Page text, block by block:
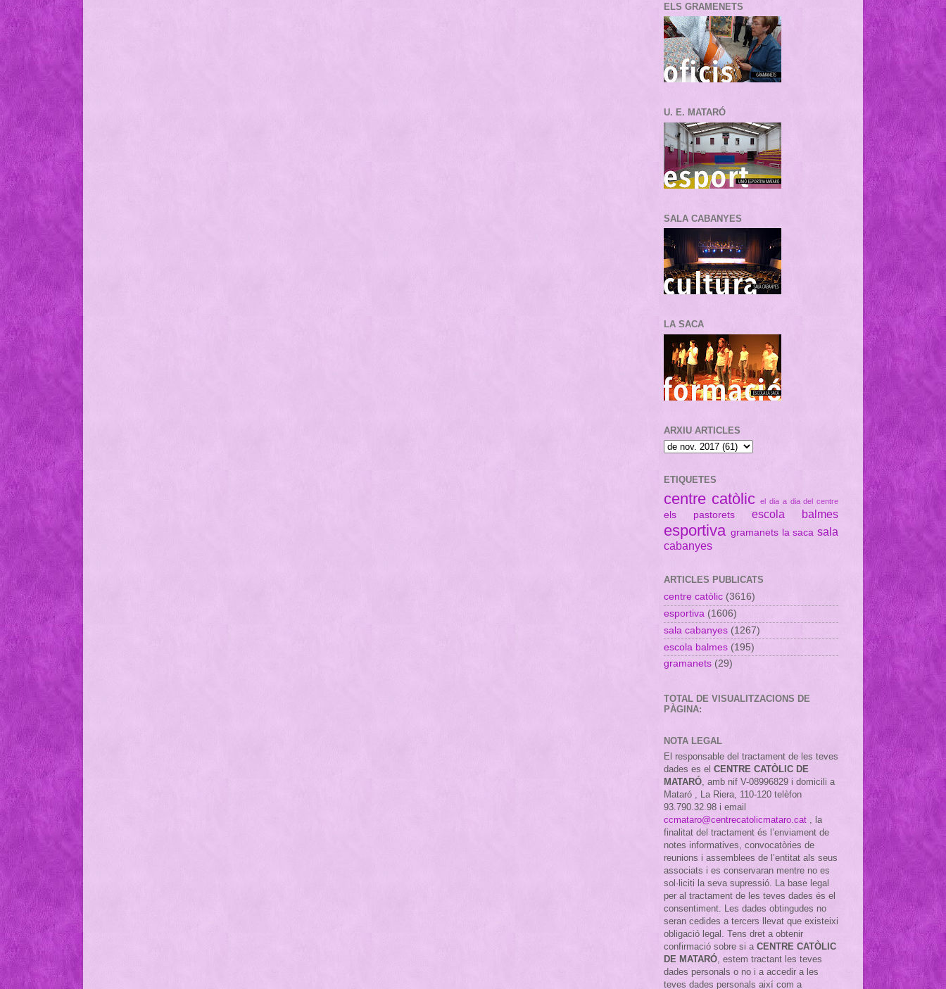
ELS GRAMENETS
U. E. MATARÓ
SALA CABANYES
LA SACA
ARXIU ARTICLES
ETIQUETES
centre catòlic el dia a dia del centre
els pastorets escola balmes
esportiva gramanets la saca sala
cabanyes
ARTICLES PUBLICATS
centre catòlic (3616)
esportiva (1606)
sala cabanyes (1267)
escola balmes (195)
gramanets (29)
TOTAL DE VISUALITZACIONS DE
PÀGINA:
NOTA LEGAL
El responsable del tractament de les teves
dades es el CENTRE CATÒLIC DE
MATARÓ, amb nif V-08996829 i domicili a
Mataró , La Riera, 110-120 telèfon
93.790.32.98 i email
ccmataro@centrecatolicmataro.cat , la
finalitat del tractament és l’enviament de
notes informatives, convocatòries de
reunions i assemblees de l’entitat als seus
associats i es conservaran mentre no es
sol·liciti la seva supressió. La base legal
per al tractament de les teves dades és el
consentiment. Les dades obtingudes no
seran cedides a tercers llevat que existeixi
obligació legal. Tens dret a obtenir
confirmació sobre si a CENTRE CATÒLIC
DE MATARÓ, estem tractant les teves
dades personals o no i a accedir a les
teves dades personals així com a